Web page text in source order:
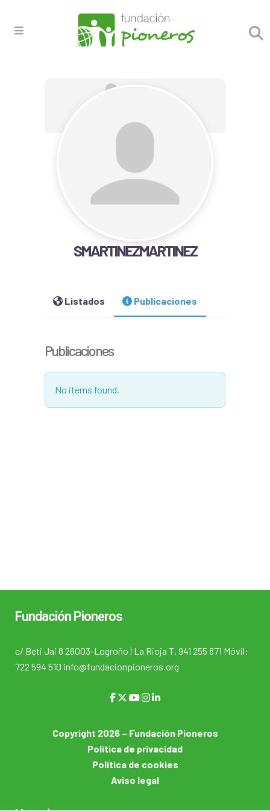
SMARTINEZMARTINEZ
Listados Publicaciones
Publicaciones
No items found.
Fundación Pioneros
c/ Beti Jai 8 26003-Logroño | La Rioja T. 941 255 871 Móvil:
722 594 510 info@fundacionpioneros.org
Copyright 2026 – Fundación Pioneros
Política de privacidad
Política de cookies
Aviso legal